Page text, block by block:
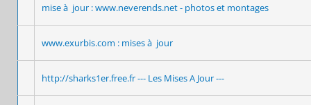
mise à jour : www.neverends.net - photos et montages
www.exurbis.com : mises à jour
http://sharks1er.free.fr --- Les Mises A Jour ---